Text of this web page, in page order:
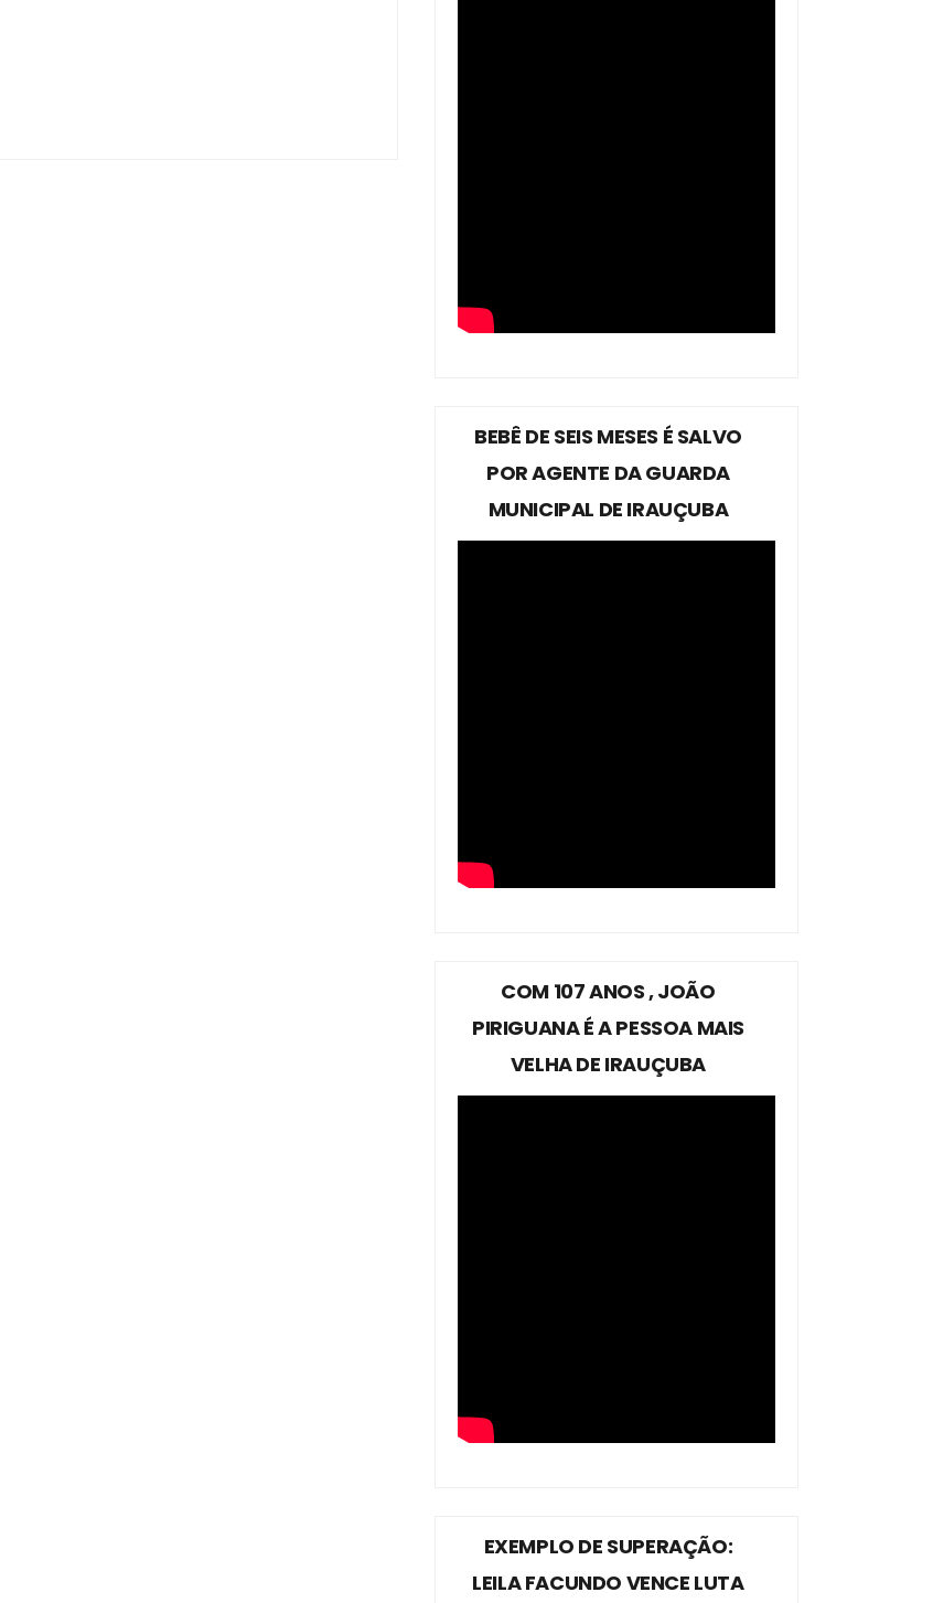
BEBÊ DE SEIS MESES É SALVO
POR AGENTE DA GUARDA
MUNICIPAL DE IRAUÇUBA
COM 107 ANOS , JOÃO
PIRIGUANA É A PESSOA MAIS
VELHA DE IRAUÇUBA
EXEMPLO DE SUPERAÇÃO:
LEILA FACUNDO VENCE LUTA